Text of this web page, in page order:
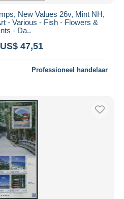
New Values 26v, Mint NH,
- Various - Fish - Flowers &
- Da..
47,51
Professioneel handelaar